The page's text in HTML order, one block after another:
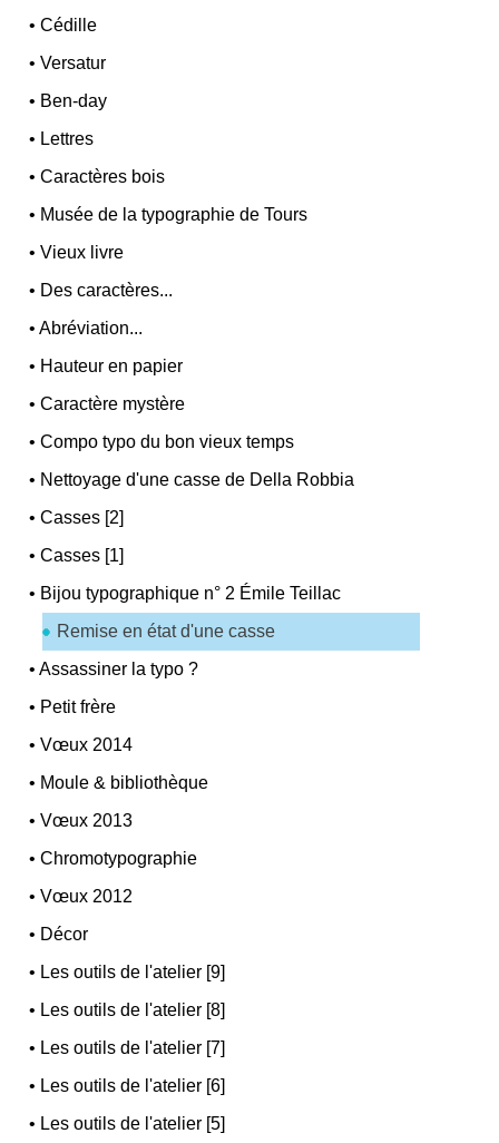
•Cédille
•Versatur
• Ben-day
• Lettres
•Caractères bois
• Musée de la typographie de Tours
•Vieux livre
• Des caractères...
•Abréviation...
• Hauteur en papier
•Caractère mystère
•Compo typo du bon vieux temps
• Nettoyage d'une casse de Della Robbia
•Casses [2]
•Casses [1]
• Bijou typographique n° 2 Émile Teillac
Remise en état d'une casse
•Assassiner la typo ?
• Petit frère
•Vœux 2014
• Moule & bibliothèque
•Vœux 2013
•Chromotypographie
•Vœux 2012
• Décor
• Les outils de l'atelier [9]
• Les outils de l'atelier [8]
• Les outils de l'atelier [7]
• Les outils de l'atelier [6]
• Les outils de l'atelier [5]